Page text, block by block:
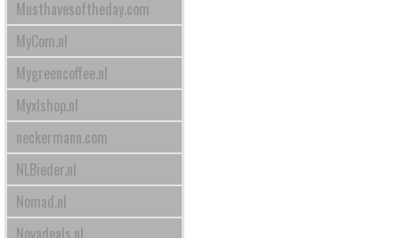
Musthavesoftheday.com
MyCom.nl
Mygreencoffee.nl
Myxlshop.nl
neckermann.com
NLBieder.nl
Nomad.nl
Novadeals.nl